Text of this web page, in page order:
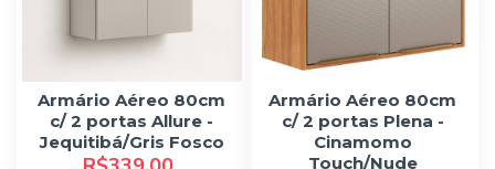
Armário Aéreo 80cm
c/ 2 portas Allure -
Jequitibá/Gris Fosco
Armário Aéreo 80cm
c/ 2 portas Plena -
Cinamomo
Touch/Nude